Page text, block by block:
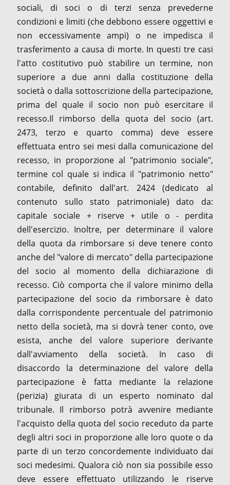
sociali, di soci o di terzi senza prevederne
condizioni e limiti (che debbono essere oggettivi e
non eccessivamente ampi) o ne impedisca il
trasferimento a causa di morte. In questi tre casi
l'atto costitutivo può stabilire un termine, non
superiore a due anni dalla costituzione della
società o dalla sottoscrizione della partecipazione,
prima del quale il socio non può esercitare il
recesso.Il rimborso della quota del socio (art.
2473, terzo e quarto comma) deve essere
effettuata entro sei mesi dalla comunicazione del
recesso, in proporzione al "patrimonio sociale",
termine col quale si indica il "patrimonio netto"
contabile, definito dall'art. 2424 (dedicato al
contenuto sullo stato patrimoniale) dato da:
capitale sociale + riserve + utile o - perdita
dell'esercizio. Inoltre, per determinare il valore
della quota da rimborsare si deve tenere conto
anche del "valore di mercato" della partecipazione
del socio al momento della dichiarazione di
recesso. Ciò comporta che il valore minimo della
partecipazione del socio da rimborsare è dato
dalla corrispondente percentuale del patrimonio
netto della società, ma si dovrà tener conto, ove
esista, anche del valore superiore derivante
dall'avviamento della società. In caso di
disaccordo la determinazione del valore della
partecipazione è fatta mediante la relazione
(perizia) giurata di un esperto nominato dal
tribunale. Il rimborso potrà avvenire mediante
l'acquisto della quota del socio receduto da parte
degli altri soci in proporzione alle loro quote o da
parte di un terzo concordemente individuato dai
soci medesimi. Qualora ciò non sia possibile esso
deve essere effettuato utilizzando le riserve